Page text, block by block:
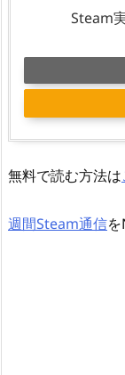
Steam
無料で読む方法は
週間Steam通信